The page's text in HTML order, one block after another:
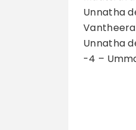
Unnatha
Unnatha
-4 –